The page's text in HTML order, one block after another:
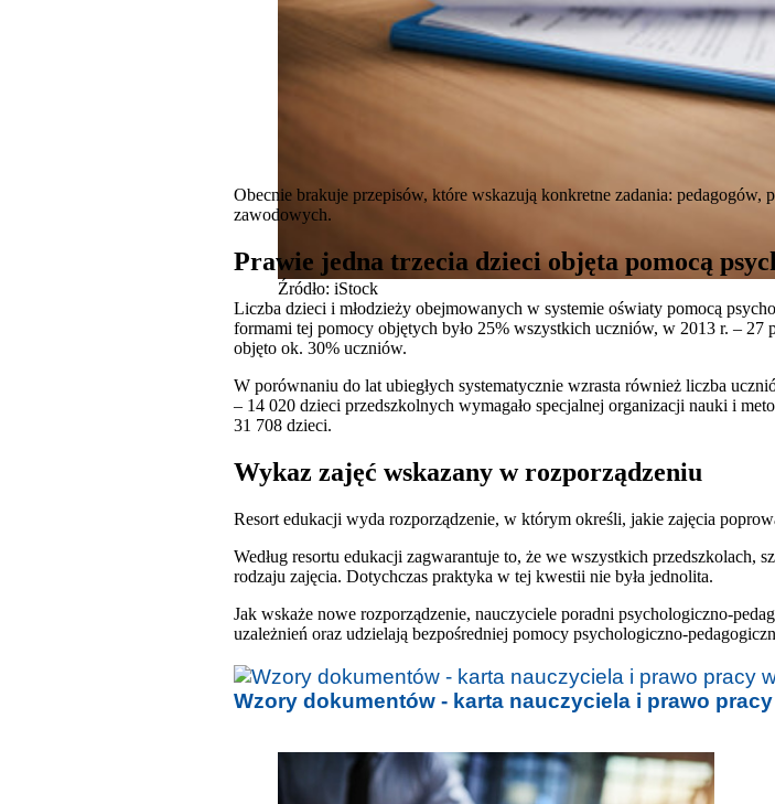
Źródło: iStock
Obecnie brakuje przepisów, które wskazują konkretne zadania: pedagogów,
zawodowych.
Prawie jedna trzecia dzieci objęta pomocą
Liczba dzieci i młodzieży obejmowanych w systemie oświaty pomocą
formami tej pomocy objętych było 25% wszystkich uczniów, w 2013 r. – 27
objęto ok. 30% uczniów.
W porównaniu do lat ubiegłych systematycznie wzrasta również liczba
– 14 020 dzieci przedszkolnych wymagało specjalnej organizacji nauki i
31 708 dzieci.
Wykaz zajęć wskazany w rozporządzeniu
Resort edukacji wyda rozporządzenie, w którym określi, jakie zajęcia
Według resortu edukacji zagwarantuje to, że we wszystkich przedszkolach,
rodzaju zajęcia. Dotychczas praktyka w tej kwestii nie była jednolita.
Jak wskaże nowe rozporządzenie, nauczyciele poradni psychologiczno-
uzależnień oraz udzielają bezpośredniej pomocy psychologiczno-
Wzory dokumentów - karta nauczyciela i prawo